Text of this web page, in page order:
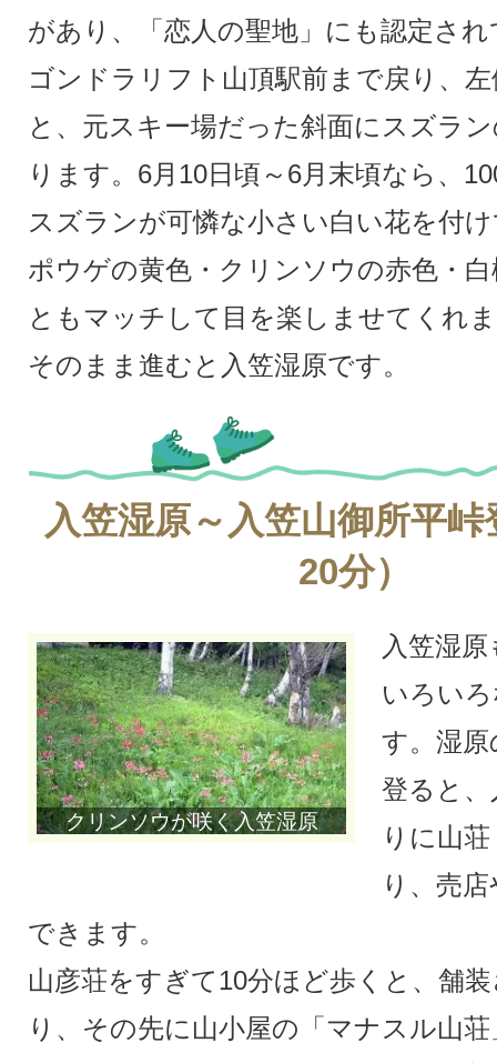
があり、「恋人の聖地」にも認定さ
ゴンドラリフト山頂駅前まで戻り、
と、元スキー場だった斜面にスズラ
ります。6月10日頃～6月末頃なら、
スズランが可憐な小さい白い花を付
ポウゲの黄色・クリンソウの赤色・
ともマッチして目を楽しませてくれ
そのまま進むと入笠湿原です。
入笠湿原～入笠山御所平峠
20分）
クリンソウが咲く入笠湿原
入笠湿
いろい
す。湿
登ると
りに山
り、売
できます。
山彦荘をすぎて10分ほど歩くと、舗
り、その先に山小屋の「マナスル山